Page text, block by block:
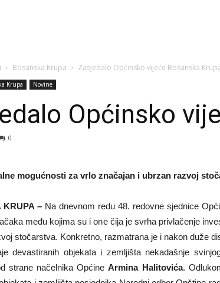
Bosanska Krupa Zasjedalo Općinsko vijeće Bosanska
Krupa Novine
Općinsko
0
mogućnosti za vrlo značajan i ubrzan razvoj
KRUPA – Na dnevnom redu 48. redovne sjednice
među kojima su i one čija je svrha privlačenje
stočarstva. Konkretno, razmatrana je i nakon duže
devastiranih objekata i zemljišta nekadašnje
strane načelnika OpćineArmina Halitovića.